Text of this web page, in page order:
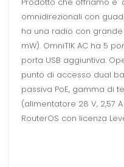
Prodotto che offriamo e'
omnidirezionali con
ha una radio con grande
mW). OmniTIK AC ha 5
porta USB aggiuntiva.
punto di accesso dual
passiva PoE, gamma di
(alimentatore 28 V, 2,57
RouterOS con licenza